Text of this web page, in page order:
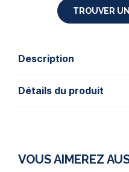
TROUVER
Description
Détails du produit
VOUS AIMEREZ